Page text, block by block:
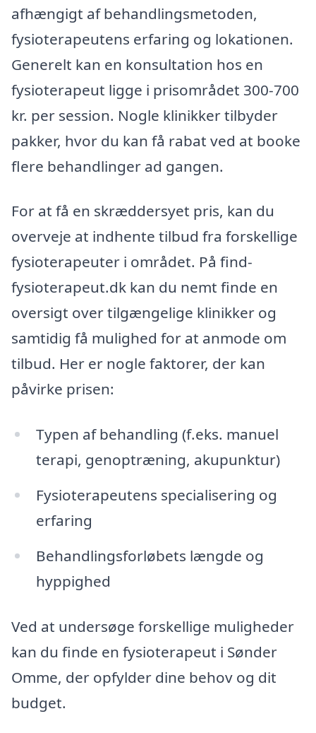
afhængigt af behandlingsmetoden,
fysioterapeutens erfaring og lokationen.
Generelt kan en konsultation hos en
fysioterapeut ligge i prisområdet 300-700
kr. per session. Nogle klinikker tilbyder
pakker, hvor du kan få rabat ved at booke
flere behandlinger ad gangen.
For at få en skræddersyet pris, kan du
overveje at indhente tilbud fra forskellige
fysioterapeuter i området. På find-
fysioterapeut.dk kan du nemt finde en
oversigt over tilgængelige klinikker og
samtidig få mulighed for at anmode om
tilbud. Her er nogle faktorer, der kan
påvirke prisen:
Typen af behandling (f.eks. manuel
terapi, genoptræning, akupunktur)
Fysioterapeutens specialisering og
erfaring
Behandlingsforløbets længde og
hyppighed
Ved at undersøge forskellige muligheder
kan du finde en fysioterapeut i Sønder
Omme, der opfylder dine behov og dit
budget.